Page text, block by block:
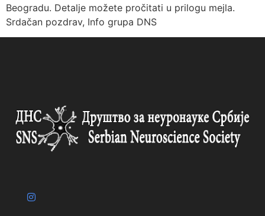
Beogradu. Detalje možete pročitati u prilogu mejla.
Srdačan pozdrav, Info grupa DNS